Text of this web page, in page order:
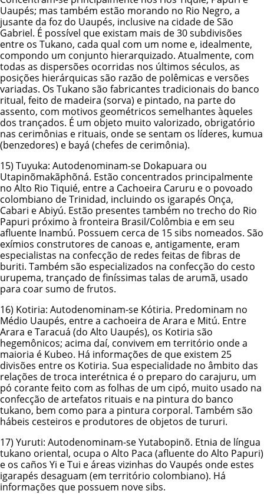
Uaupés; mas também estão morando no Rio Negro, a
jusante da foz do Uaupés, inclusive na cidade de São
Gabriel. É possível que existam mais de 30 subdivisões
entre os Tukano, cada qual com um nome e, idealmente,
compondo um conjunto hierarquizado. Atualmente, com
todas as dispersões ocorridas nos últimos séculos, as
posições hierárquicas são razão de polêmicas e versões
variadas. Os Tukano são fabricantes tradicionais do banco
ritual, feito de madeira (sorva) e pintado, na parte do
assento, com motivos geométricos semelhantes àqueles
dos trançados. É um objeto muito valorizado, obrigatório
nas cerimônias e rituais, onde se sentam os líderes, kumua
(benzedores) e bayá (chefes de cerimônia).
15) Tuyuka: Autodenominam-se Dokapuara ou
Utapinõmakãphõná. Estão concentrados principalmente
no Alto Rio Tiquié, entre a Cachoeira Caruru e o povoado
colombiano de Trinidad, incluindo os igarapés Onça,
Cabari e Abiyú. Estão presentes também no trecho do Rio
Papuri próximo à fronteira Brasil/Colômbia e em seu
afluente Inambú. Possuem cerca de 15 sibs nomeados. São
exímios construtores de canoas e, antigamente, eram
especialistas na confecção de redes feitas de fibras de
buriti. Também são especializados na confecção do cesto
urupema, trançado de finíssimas talas de arumã, usado
para coar sumo de frutos.
16) Kotiria: Autodenominam-se Kótiria. Predominam no
Médio Uaupés, entre a cachoeira de Arara e Mitú. Entre
Arara e Taracuá (do Alto Uaupés), os Kotiria são
hegemônicos; acima daí, convivem em território onde a
maioria é Kubeo. Há informações de que existem 25
divisões entre os Kotiria. Sua especialidade no âmbito das
relações de troca interétnica é o preparo do carajuru, um
pó corante feito com as folhas de um cipó, muito usado na
confecção de artefatos rituais e na pintura do banco
tukano, bem como para a pintura corporal. Também são
hábeis cesteiros e produtores de objetos de tururi.
17) Yuruti: Autodenominam-se Yutabopinõ. Etnia de língua
tukano oriental, ocupa o Alto Paca (afluente do Alto Papuri)
e os caños Yi e Tui e áreas vizinhas do Vaupés onde estes
igarapés desaguam (em território colombiano). Há
informações que possuem nove sibs.